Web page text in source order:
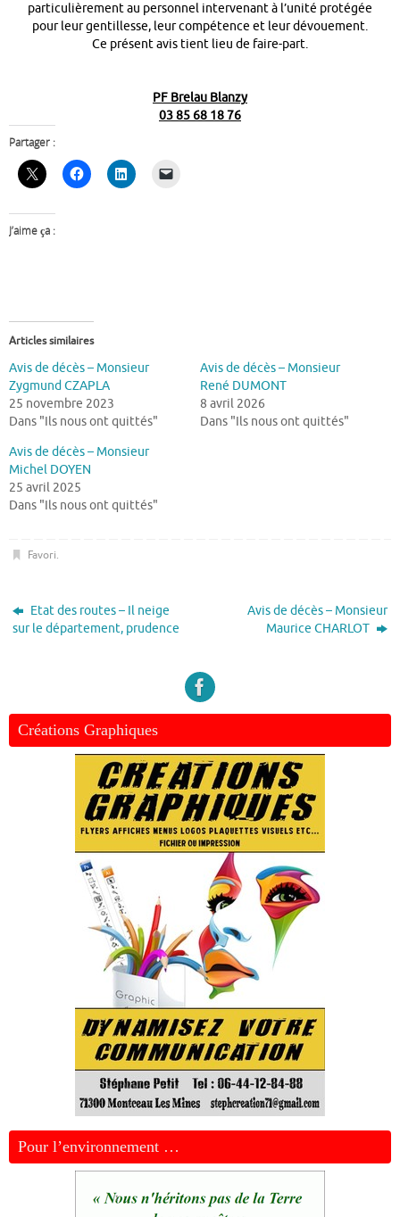
particulièrement au personnel intervenant à l’unité protégée
pour leur gentillesse, leur compétence et leur dévouement.
Ce présent avis tient lieu de faire-part.
PF Brelau Blanzy
03 85 68 18 76
Partager :
J’aime ça :
Articles similaires
Avis de décès – Monsieur
Zygmund CZAPLA
25 novembre 2023
Dans "Ils nous ont quittés"
Avis de décès – Monsieur
René DUMONT
8 avril 2026
Dans "Ils nous ont quittés"
Avis de décès – Monsieur
Michel DOYEN
25 avril 2025
Dans "Ils nous ont quittés"
Favori.
Etat des routes – Il neige
sur le département, prudence
Avis de décès – Monsieur
Maurice CHARLOT
Créations Graphiques
Pour l’environnement …